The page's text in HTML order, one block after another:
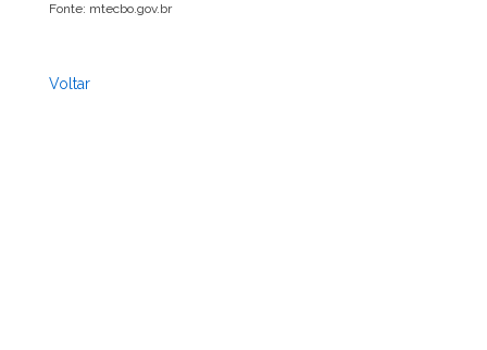
Fonte: mtecbo.gov.br
Voltar